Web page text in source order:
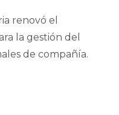
renovó el
la gestión del
de compañía.